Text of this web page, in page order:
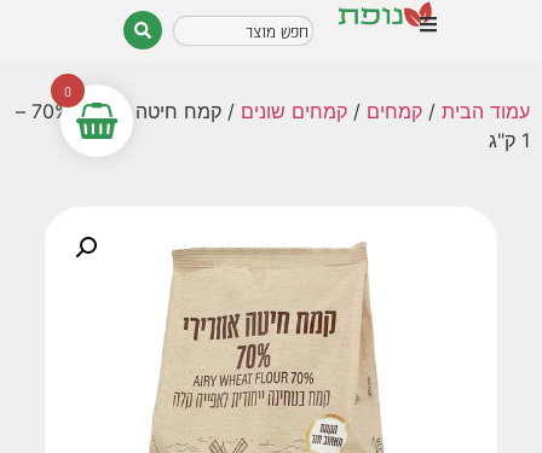
עמוד הבית / קמחים / קמחים שונים
/ קמח חיטה אוורירי 70% –
1 ק"ג
0